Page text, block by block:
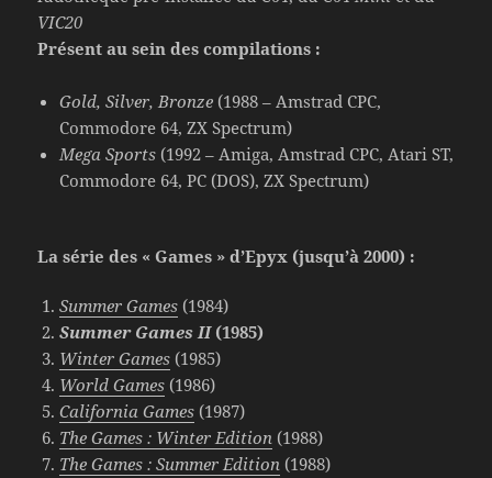
VIC20
Présent au sein des compilations :
Gold, Silver, Bronze (1988 – Amstrad CPC,
Commodore 64, ZX Spectrum)
Mega Sports (1992 – Amiga, Amstrad CPC, Atari ST,
Commodore 64, PC (DOS), ZX Spectrum)
La série des « Games » d’Epyx (jusqu’à 2000) :
Summer Games (1984)
Summer Games II(1985)
Winter Games (1985)
World Games (1986)
California Games (1987)
The Games : Winter Edition (1988)
The Games : Summer Edition (1988)